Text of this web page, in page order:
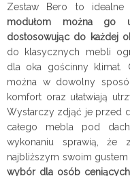
Zestaw Bero to idealne
modułom można go
dostosowując do każdej
do klasycznych mebli
dla oka gościnny klimat.
można w dowolny
komfort oraz ułatwiają
Wystarczy zdjąć je przed
całego mebla pod
wykonaniu sprawią, że
najbliższym swoim
wybór dla osób